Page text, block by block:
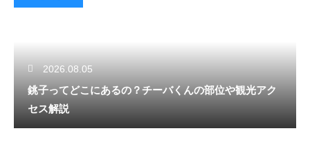
2026.08.05
銚子ってどこにあるの？チーバくんの部位や観光アク
セス解説